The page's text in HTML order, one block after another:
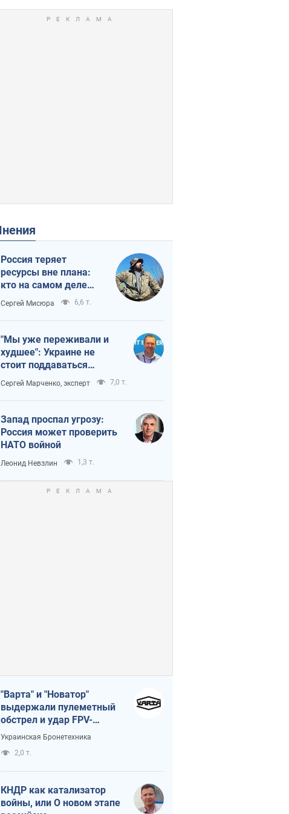
Мнения
Россия теряет
ресурсы вне плана:
кто на самом деле
диктует темп войны
Сергей Мисюра 6,6 т.
"Мы уже переживали и
худшее": Украине не
стоит поддаваться
отчаянию из-за
ракетного террора
Сергей Марченко, эксперт 7,0 т.
Запад проспал угрозу:
Россия может проверить
НАТО войной
Леонид Невзлин 1,3 т.
"Варта" и "Новатор"
выдержали пулеметный
обстрел и удар FPV-
дрона, сохранив жизнь
Украинская Бронетехника
2,0 т.
КНДР как катализатор
войны, или О новом этапе